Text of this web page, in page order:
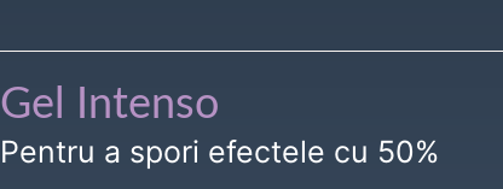
Gel Intenso
Pentru a spori efectele cu 50%